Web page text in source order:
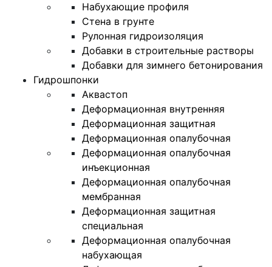
Набухающие профиля
Стена в грунте
Рулонная гидроизоляция
Добавки в строительные растворы
Добавки для зимнего бетонирования
Гидрошпонки
Аквастоп
Деформационная внутренняя
Деформационная защитная
Деформационная опалубочная
Деформационная опалубочная
инъекционная
Деформационная опалубочная
мембранная
Деформационная защитная
специальная
Деформационная опалубочная
набухающая